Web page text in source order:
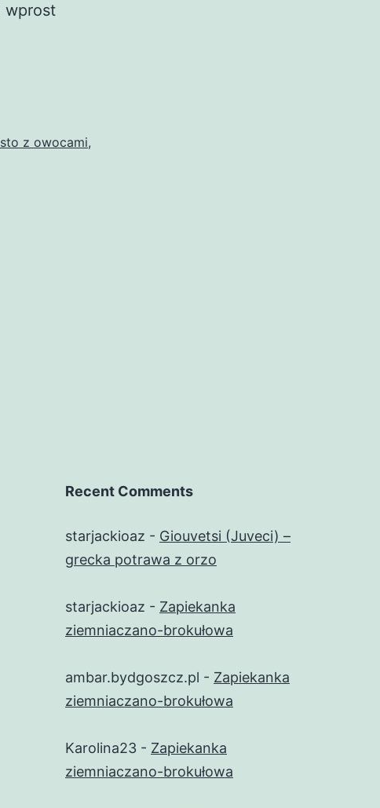
wprost
z owocami,
Recent Comments
starjackioaz - Giouvetsi (Juveci) –
grecka potrawa z orzo
starjackioaz - Zapiekanka
ziemniaczano-brokułowa
ambar.bydgoszcz.pl - Zapiekanka
ziemniaczano-brokułowa
Karolina23 - Zapiekanka
ziemniaczano-brokułowa